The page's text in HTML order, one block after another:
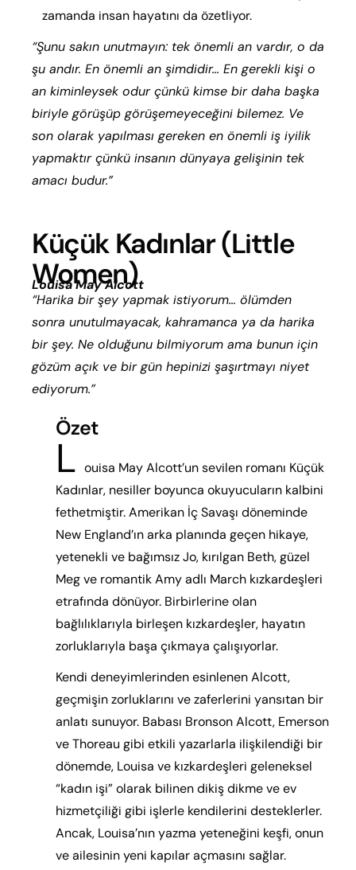
zamanda insan hayatını da özetliyor.
“Şunu sakın unutmayın: tek önemli an vardır, o da
şu andır. En önemli an şimdidir… En gerekli kişi o
an kiminleysek odur çünkü kimse bir daha başka
biriyle görüşüp görüşemeyeceğini bilemez. Ve
son olarak yapılması gereken en önemli iş iyilik
yapmaktır çünkü insanın dünyaya gelişinin tek
amacı budur.”
Küçük Kadınlar (Little
Women)
Louisa May Alcott
“Harika bir şey yapmak istiyorum… ölümden
sonra unutulmayacak, kahramanca ya da harika
bir şey. Ne olduğunu bilmiyorum ama bunun için
gözüm açık ve bir gün hepinizi şaşırtmayı niyet
ediyorum.”
Özet
L ouisa May Alcott’un sevilen romanı Küçük
Kadınlar, nesiller boyunca okuyucuların kalbini
fethetmiştir. Amerikan İç Savaşı döneminde
New England’ın arka planında geçen hikaye,
yetenekli ve bağımsız Jo, kırılgan Beth, güzel
Meg ve romantik Amy adlı March kızkardeşleri
etrafında dönüyor. Birbirlerine olan
bağlılıklarıyla birleşen kızkardeşler, hayatın
zorluklarıyla başa çıkmaya çalışıyorlar.
Kendi deneyimlerinden esinlenen Alcott,
geçmişin zorluklarını ve zaferlerini yansıtan bir
anlatı sunuyor. Babası Bronson Alcott, Emerson
ve Thoreau gibi etkili yazarlarla ilişkilendiği bir
dönemde, Louisa ve kızkardeşleri geleneksel
“kadın işi” olarak bilinen dikiş dikme ve ev
hizmetçiliği gibi işlerle kendilerini desteklerler.
Ancak, Louisa’nın yazma yeteneğini keşfi, onun
ve ailesinin yeni kapılar açmasını sağlar.